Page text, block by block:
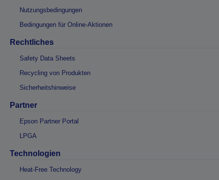
Nutzungsbedingungen
Bedingungen für Online-Aktionen
Rechtliches
Safety Data Sheets
Recycling von Produkten
Sicherheitshinweise
Partner
Epson Partner Portal
LPGA
Technologien
Heat-Free Technology